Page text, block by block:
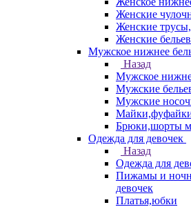
Женские
Женские
Женские
Мужское нижнее
Назад
Мужское
Мужские
Мужские
Брюки,шорты
Одежда для девочек
Назад
Одежда для
Пижамы и
девочек
Платья,юбки